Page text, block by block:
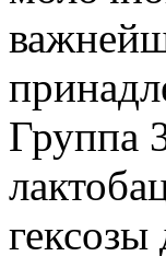
Группа